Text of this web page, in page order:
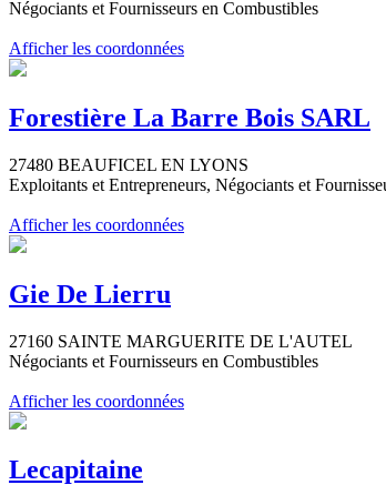
Négociants et Fournisseurs en Combustibles
Afficher les coordonnées
Forestière La Barre Bois SARL
27480 BEAUFICEL EN LYONS
Exploitants et Entrepreneurs, Négociants et
Afficher les coordonnées
Gie De Lierru
27160 SAINTE MARGUERITE DE L'AUTEL
Négociants et Fournisseurs en Combustibles
Afficher les coordonnées
Lecapitaine